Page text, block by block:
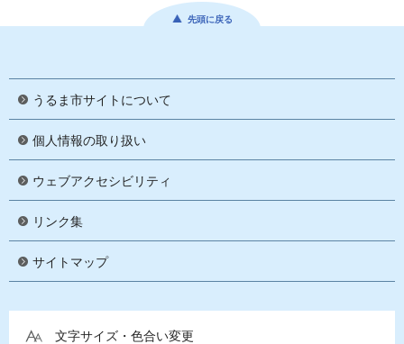
先頭に戻る
うるま市サイトについて
個人情報の取り扱い
ウェブアクセシビリティ
リンク集
サイトマップ
文字サイズ・色合い変更